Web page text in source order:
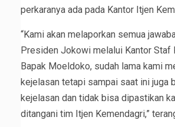
perkaranya ada pada Kantor Itjen
“Kami akan melaporkan semua
Presiden Jokowi melalui Kantor Staf
Bapak Moeldoko, sudah lama kami
kejelasan tetapi sampai saat ini juga
kejelasan dan tidak bisa dipastikan
ditangani tim Itjen Kemendagri,”